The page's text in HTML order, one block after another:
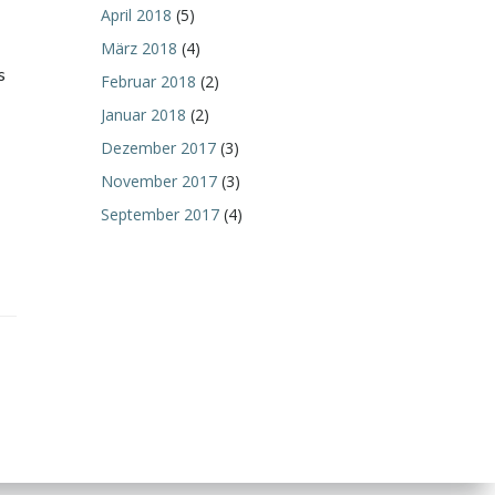
April 2018 (5)
März 2018 (4)
Februar 2018 (2)
Januar 2018 (2)
Dezember 2017 (3)
November 2017 (3)
September 2017 (4)